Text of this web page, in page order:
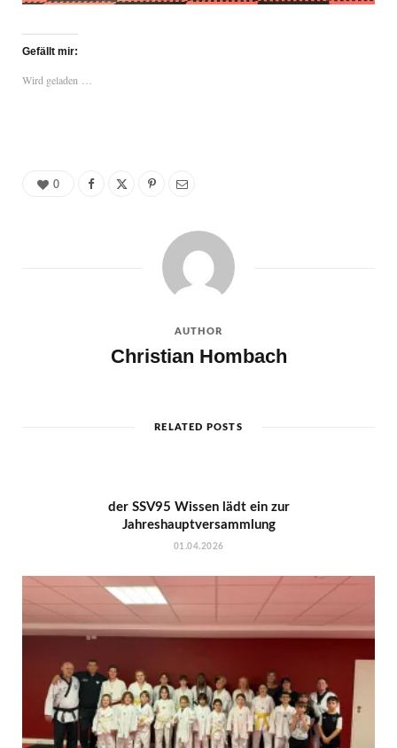
Gefällt mir:
Wird geladen …
0
AUTHOR
Christian Hombach
RELATED POSTS
der SSV95 Wissen lädt ein zur
Jahreshauptversammlung
01.04.2026